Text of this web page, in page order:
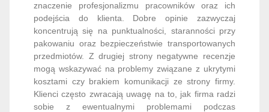
znaczenie profesjonalizmu pracowników oraz ich
podejścia do klienta. Dobre opinie zazwyczaj
koncentrują się na punktualności, staranności przy
pakowaniu oraz bezpieczeństwie transportowanych
przedmiotów. Z drugiej strony negatywne recenzje
mogą wskazywać na problemy związane z ukrytymi
kosztami czy brakiem komunikacji ze strony firmy.
Klienci często zwracają uwagę na to, jak firma radzi
sobie z ewentualnymi problemami podczas